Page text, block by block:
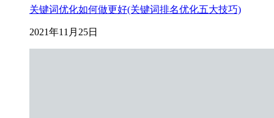
关键词优化如何做更好(关键词排名优化五大技巧)
2021年11月25日